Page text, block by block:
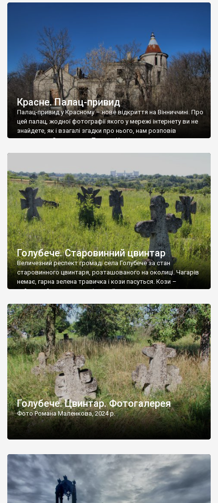
Красне. Палац-привид
Палац-привид у Красному – нове відкриття на Вінниччині. Про
цей палац, жодної фотографії якого у мережі інтернету ви не
знайдете, як і взагалі згадки про нього, нам розповів
мешканець Самгородка. Палац у Красному вразив не лише
Голубече. Старовинний цвинтар
Величезний респект громаді села Голубече за стан
старовинного цвинтаря, розташованого на околиці. Чагарів
немає, гарна зелена травичка і кози пасуться. Кози –
найкращий регулятор шкідливої, для старих кладовищ,
бруньками, кози ті бруньки обгризають, бо то улюблений
делікатес. На цвинтарі у Голубечому ціла колекція
різноманітних форм хрестів. Село відносно невелике, […]
Голубече. Цвинтар. Фотогалерея
Фото Романа Маленкова, 2024 р.